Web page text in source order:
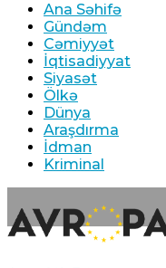
Ana Səhifə
Gündəm
Cəmiyyət
İqtisadiyyat
Siyasət
Ölkə
Dünya
Araşdırma
İdman
Kriminal